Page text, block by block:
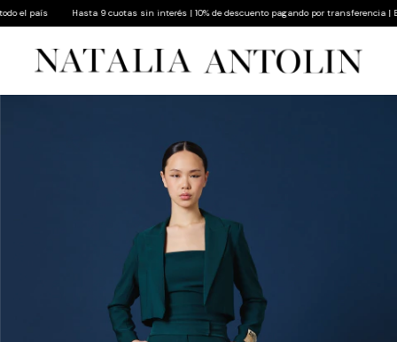
el país Hasta 9 cuotas sin interés | 10% de descuento pagando por transferencia |